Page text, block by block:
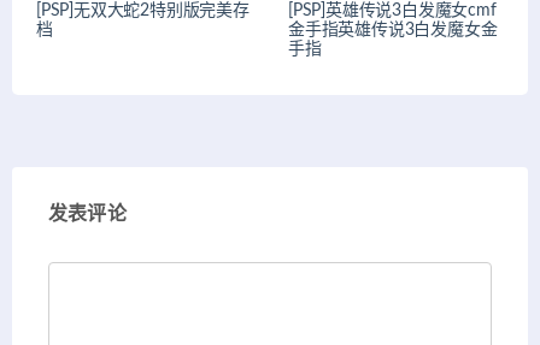
[PSP]无双大蛇2特别版完美存
档
[PSP]英雄传说3白发魔女cmf
金手指英雄传说3白发魔女金
手指
发表评论